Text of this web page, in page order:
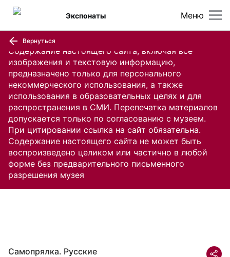
Содержание настоящего сайта, включая все
изображения и текстовую информацию,
предназначено только для персонального
некоммерческого использования, а также
использования в образовательных целях и для
распространения в СМИ. Перепечатка материалов
допускается только по согласованию с музеем.
При цитировании ссылка на сайт обязательна.
Содержание настоящего сайта не может быть
воспроизведено целиком или частично в любой
форме без предварительного письменного
разрешения музея
Меню
Экспонаты
Вернуться
Самопрялка. Русские